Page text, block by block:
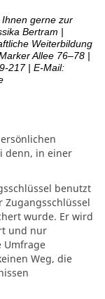
gerne zur
Bertram |
Weiterbildung
Allee 76–78 |
217 | E-Mail:
denn, in einer
benutzt
Zugangsschlüssel
wurde. Er wird
und nur
Umfrage
Weg, die